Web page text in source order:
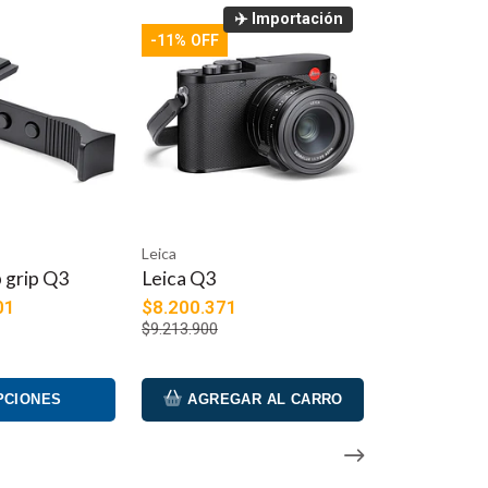
10x42 HD
42 mm
m)
6.6 pies (~2 m)
grip Q3
-11% OFF
✈️ Importación
Leica
Leica Q3
$8.200.371
$9.213.900
AGREGAR AL CARRO